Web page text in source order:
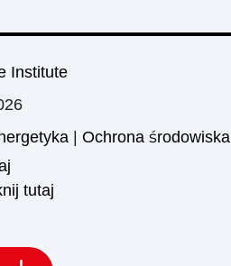
Institute
| Ochrona środowiska
tutaj